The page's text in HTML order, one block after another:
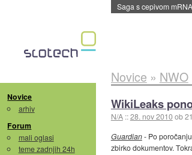
BMW v vozilih začel
Novice
arhiv
Forum
mali oglasi
teme zadnjih 24h
Novice » NWO
WikiLeaks
N/A ::28. nov 2010ob
Guardian- Po
zbirko dokumentov.